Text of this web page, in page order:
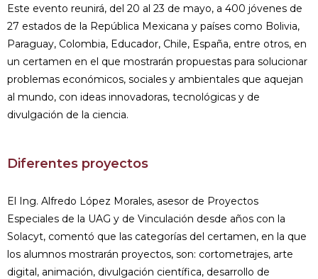
Este evento reunirá, del 20 al 23 de mayo, a 400 jóvenes de
27 estados de la República Mexicana y países como Bolivia,
Paraguay, Colombia, Educador, Chile, España, entre otros, en
un certamen en el que mostrarán propuestas para solucionar
problemas económicos, sociales y ambientales que aquejan
al mundo, con ideas innovadoras, tecnológicas y de
divulgación de la ciencia.
Diferentes proyectos
El Ing. Alfredo López Morales, asesor de Proyectos
Especiales de la UAG y de Vinculación desde años con la
Solacyt, comentó que las categorías del certamen, en la que
los alumnos mostrarán proyectos, son: cortometrajes, arte
digital, animación, divulgación científica, desarrollo de